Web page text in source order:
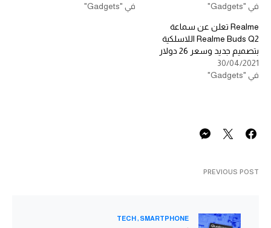
في "Gadgets"
في "Gadgets"
Realme تعلن عن سماعة
Realme Buds Q2 اللاسلكية
بتصميم جديد وسعر 26 دولار
30/04/2021
في "Gadgets"
PREVIOUS POST
SMARTPHONE
TECH